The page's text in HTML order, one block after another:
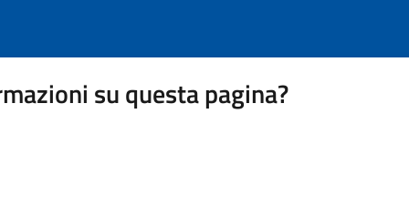
su questa pagina?